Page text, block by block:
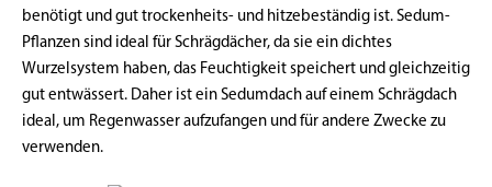
benötigt und gut trockenheits- und hitzebeständig ist. Sedum-
Pflanzen sind ideal für Schrägdächer, da sie ein dichtes
Wurzelsystem haben, das Feuchtigkeit speichert und gleichzeitig
gut entwässert. Daher ist ein Sedumdach auf einem Schrägdach
ideal, um Regenwasser aufzufangen und für andere Zwecke zu
verwenden.